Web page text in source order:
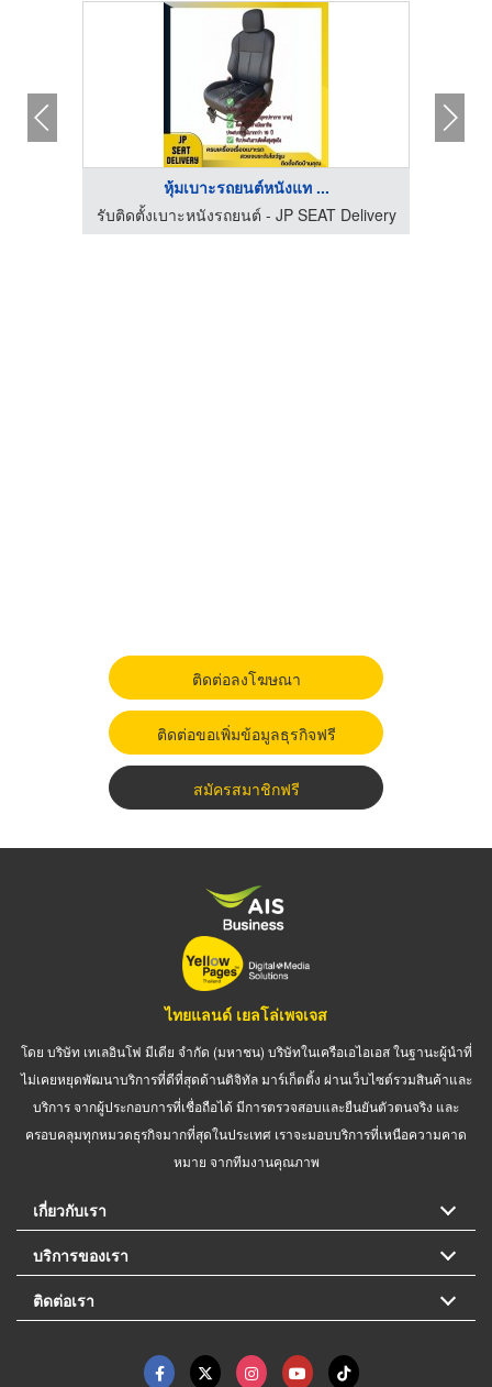
หุ้มเบาะรถยนต์หนังแท ...
รับติดตั้งเบาะหนังรถยนต์ - JP SEAT Delivery
ติดต่อลงโฆษณา
ติดต่อขอเพิ่มข้อมูลธุรกิจฟรี
สมัครสมาชิกฟรี
ไทยแลนด์ เยลโล่เพจเจส
โดย บริษัท เทเลอินโฟ มีเดีย จำกัด (มหาชน) บริษัทในเครือเอไอเอส ในฐานะผู้นำที่
ไม่เคยหยุดพัฒนาบริการที่ดีที่สุดด้านดิจิทัล มาร์เก็ตติ้ง ผ่านเว็บไซต์รวมสินค้าและ
บริการ จากผู้ประกอบการที่เชื่อถือได้ มีการตรวจสอบและยืนยันตัวตนจริง และ
ครอบคลุมทุกหมวดธุรกิจมากที่สุดในประเทศ เราจะมอบบริการที่เหนือความคาด
หมาย จากทีมงานคุณภาพ
เกี่ยวกับเรา
บริการของเรา
ติดต่อเรา